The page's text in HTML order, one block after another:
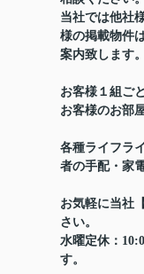
当社では他社
様の掲載物件
案内致します。
お客様１組ご
お客様のお部
各種ライフラ
者の手配・家
お気軽に当社
さい。
水曜定休：
す。